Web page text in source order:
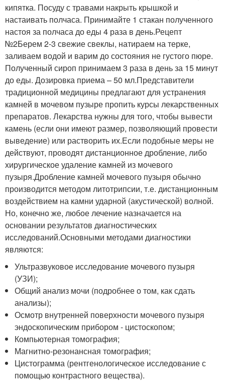
кипятка. Посуду с травами накрыть крышкой и
настаивать полчаса. Принимайте 1 стакан полученного
настоя за полчаса до еды 4 раза в день.Рецепт
№2Берем 2-3 свежие свеклы, натираем на терке,
заливаем водой и варим до состояния не густого пюре.
Полученный сироп принимаем 3 раза в день за 15 минут
до еды. Дозировка приема – 50 мл.Представители
традиционной медицины предлагают для устранения
камней в мочевом пузыре пропить курсы лекарственных
препаратов. Лекарства нужны для того, чтобы вывести
камень (если они имеют размер, позволяющий провести
выведение) или растворить их.Если подобные меры не
действуют, проводят дистанционное дробление, либо
хирургическое удаление камней из мочевого
пузыря.Дробление камней мочевого пузыря обычно
производится методом литотрипсии, т.е. дистанционным
воздействием на камни ударной (акустической) волной.
Но, конечно же, любое лечение назначается на
основании результатов диагностических
исследований.Основными методами диагностики
являются:
Ультразвуковое исследование мочевого пузыря
(УЗИ);
Общий анализ мочи (подробнее о том, как сдать
анализы);
Осмотр внутренней поверхности мочевого пузыря
эндоскопическим прибором - цистоскопом;
Компьютерная томография;
Магнитно-резонансная томография;
Цистограмма (рентгенологическое исследование с
помощью контрастного вещества).